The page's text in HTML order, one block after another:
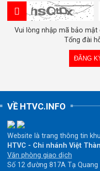
Vui lòng nhập mã bảo
Tổng đài
VỀ HTVC.INFO
Website là trang thông tin
HTVC - Chi nhánh Việt
Văn phòng giao dịch
Số 12 đường 817A Tạ Quang